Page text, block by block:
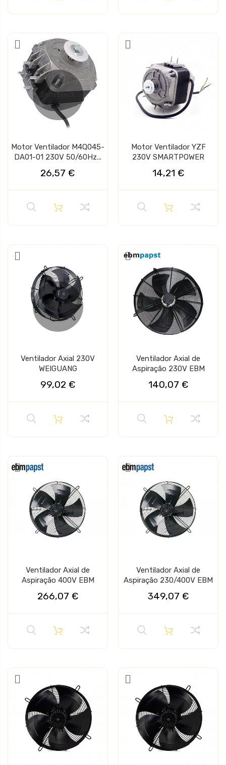
Sem stock
Motor Ventilador M4Q045-
DA01-01 230V 50/60Hz...
26,57 €
Motor Ventilador YZF
230V SMARTPOWER
14,21 €
Sem stock
Ventilador Axial 230V
WEIGUANG
99,02 €
Ventilador Axial de
Aspiração 230V EBM
140,07 €
Ventilador Axial de
Aspiração 400V EBM
266,07 €
Ventilador Axial de
Aspiração 230/400V EBM
349,07 €